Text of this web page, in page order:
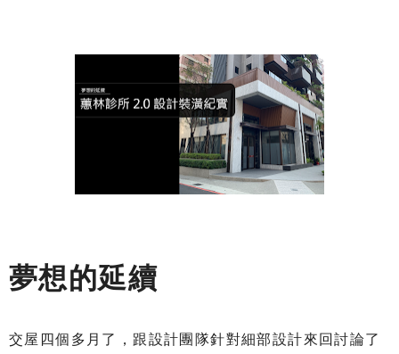
夢想的延續
交屋四個多月了，跟設計團隊針對細部設計來回討論了